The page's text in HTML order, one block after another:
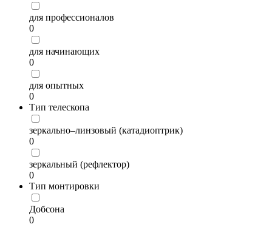
для профессионалов
0
для начинающих
0
для опытных
0
Тип телескопа
зеркально–линзовый (катадиоптрик)
0
зеркальный (рефлектор)
0
Тип монтировки
Добсона
0